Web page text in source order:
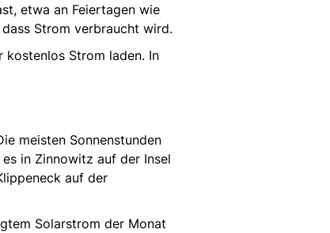
etwa an Feiertagen wie
Strom verbraucht wird.
kostenlos Strom laden. In
meisten Sonnenstunden
in Zinnowitz auf der Insel
auf der
Solarstrom der Monat